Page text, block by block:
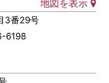
地図を表示
3番29号
6198